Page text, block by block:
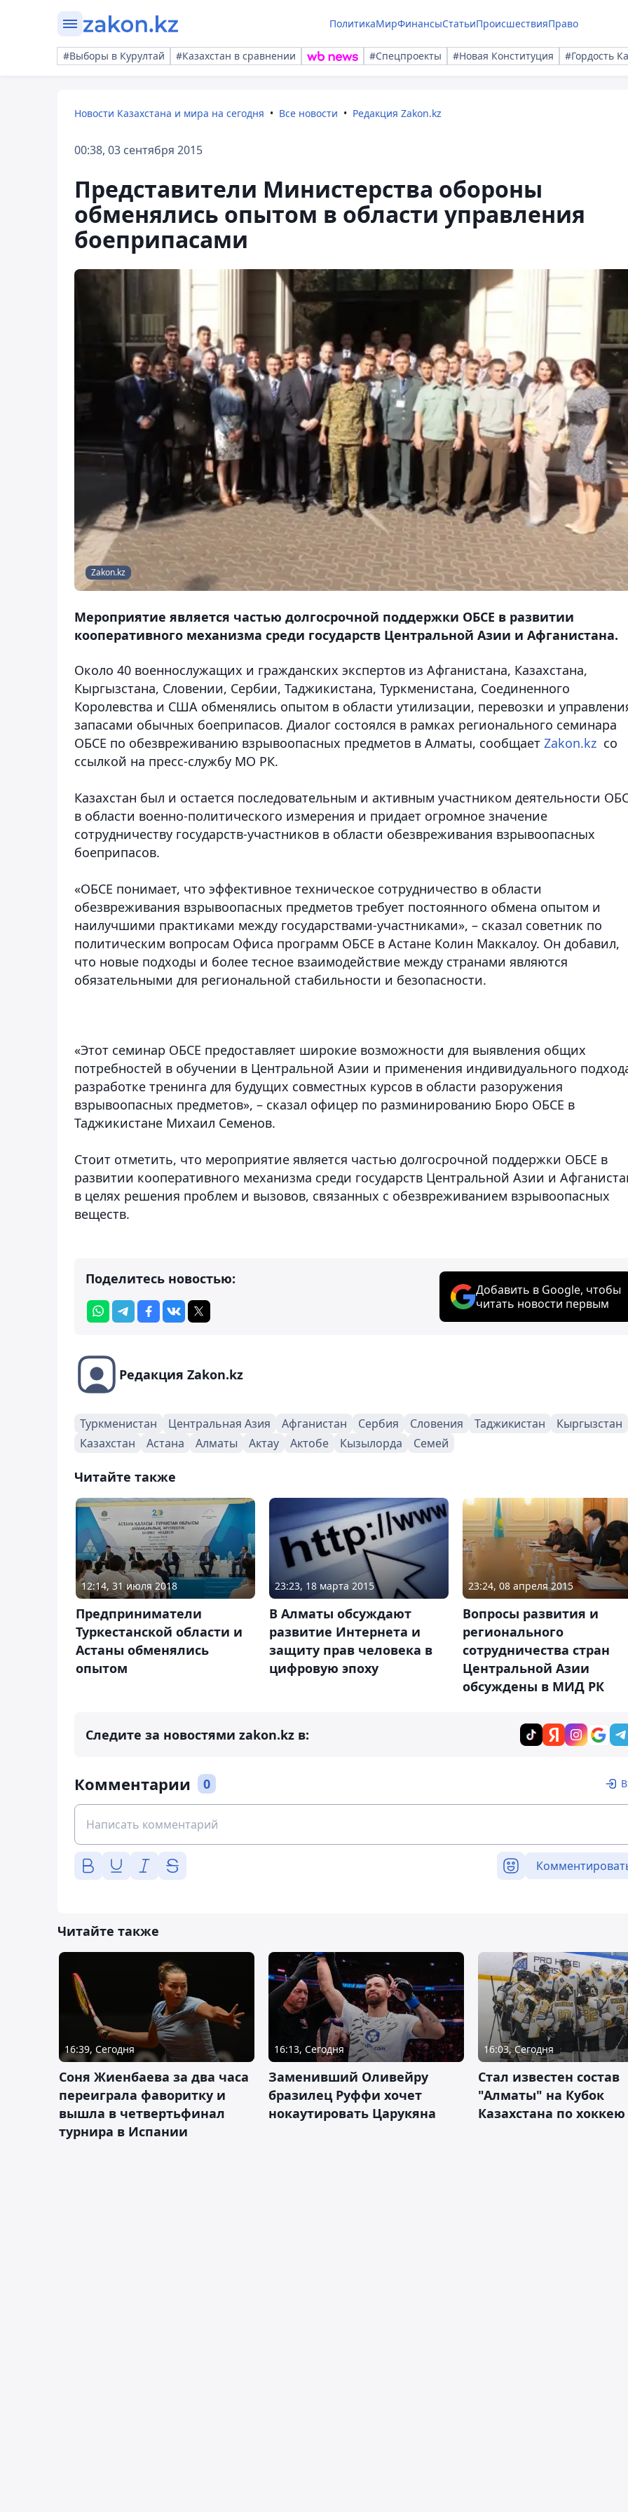
ПолитикаМирФинансыСтатьиПроисшествияПраво
#Выборы в Курултай #Казахстан в сравнении #Спецпроекты #Новая Конституция #Гордость
Новости Казахстана и мира на сегодня Все новости Редакция Zakon.kz
00:38, 03 сентября 2015
Представители Министерства обороны
обменялись опытом в области управления
боеприпасами
Zakon.kz
Мероприятие является частью долгосрочной поддержки ОБСЕ в развитии
кооперативного механизма среди государств Центральной Азии и Афганистана.
Около 40 военнослужащих и гражданских экспертов из Афганистана, Казахстана,
Кыргызстана, Словении, Сербии, Таджикистана, Туркменистана, Соединенного
Королевства и США обменялись опытом в области утилизации, перевозки и
запасами обычных боеприпасов. Диалог состоялся в рамках регионального семинара
ОБСЕ по обезвреживанию взрывоопасных предметов в Алматы, сообщает Zakon.kz со
ссылкой на пресс-службу МО РК.
Казахстан был и остается последовательным и активным участником деятельности
в области военно-политического измерения и придает огромное значение
сотрудничеству государств-участников в области обезвреживания взрывоопасных
боеприпасов.
«ОБСЕ понимает, что эффективное техническое сотрудничество в области
обезвреживания взрывоопасных предметов требует постоянного обмена опытом и
наилучшими практиками между государствами-участниками», – сказал советник по
политическим вопросам Офиса программ ОБСЕ в Астане Колин Маккалоу. Он добавил,
что новые подходы и более тесное взаимодействие между странами являются
обязательными для региональной стабильности и безопасности.
«Этот семинар ОБСЕ предоставляет широкие возможности для выявления общих
потребностей в обучении в Центральной Азии и применения индивидуального
разработке тренинга для будущих совместных курсов в области разоружения
взрывоопасных предметов», – сказал офицер по разминированию Бюро ОБСЕ в
Таджикистане Михаил Семенов.
Стоит отметить, что мероприятие является частью долгосрочной поддержки ОБСЕ в
развитии кооперативного механизма среди государств Центральной Азии и
в целях решения проблем и вызовов, связанных с обезвреживанием взрывоопасных
веществ.
Поделитесь новостью:
Добавить в Google, чтобы
читать новости первым
Редакция Zakon.kz
Туркменистан Центральная Азия Афганистан Сербия Словения Таджикистан
Кыргызстан
Казахстан
Астана Алматы Актау Актобе Кызылорда Семей
Читайте также
12:14, 31 июля 2018
Предприниматели
Туркестанской области и
Астаны обменялись
опытом
23:23, 18 марта 2015
В Алматы обсуждают
развитие Интернета и
защиту прав человека в
цифровую эпоху
23:24, 08 апреля 2015
Вопросы развития и
регионального
сотрудничества стран
Центральной Азии
обсуждены в МИД РК
Следите за новостями zakon.kz в:
Комментарии 0
Читайте также
16:39, Сегодня
Соня Жиенбаева за два часа
переиграла фаворитку и
вышла в четвертьфинал
турнира в Испании
16:13, Сегодня
Заменивший Оливейру
бразилец Руффи хочет
нокаутировать Царукяна
16:03, Сегодня
Стал известен состав
"Алматы" на Кубок
Казахстана по хоккею